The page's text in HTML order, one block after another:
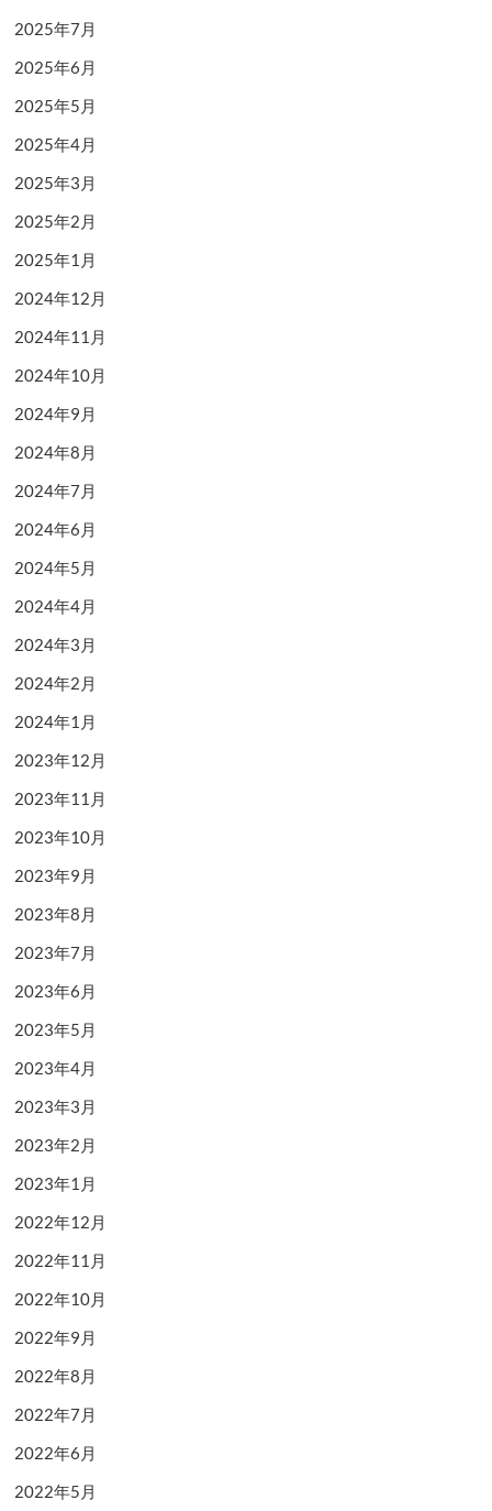
2025年7月
2025年6月
2025年5月
2025年4月
2025年3月
2025年2月
2025年1月
2024年12月
2024年11月
2024年10月
2024年9月
2024年8月
2024年7月
2024年6月
2024年5月
2024年4月
2024年3月
2024年2月
2024年1月
2023年12月
2023年11月
2023年10月
2023年9月
2023年8月
2023年7月
2023年6月
2023年5月
2023年4月
2023年3月
2023年2月
2023年1月
2022年12月
2022年11月
2022年10月
2022年9月
2022年8月
2022年7月
2022年6月
2022年5月